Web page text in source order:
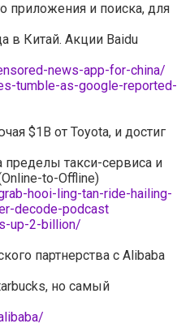
приложения и поиска, для
в Китай. Акции Baidu
news-app-for-china/
tumble-as-google-reported-
$1B от Toyota, и достиг
пределы такси-сервиса и
to-Offline)
hooi-ling-tan-ride-hailing-
decode-podcast
up-2-billion/
партнерства с Alibaba
но самый